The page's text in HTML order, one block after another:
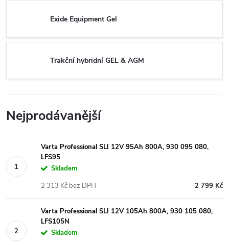
Exide Equipment Gel
Trakční hybridní GEL & AGM
Nejprodávanější
Varta Professional SLI 12V 95Ah 800A, 930 095 080,
LFS95
Skladem
2 799 Kč
2 313 Kč bez DPH
Varta Professional SLI 12V 105Ah 800A, 930 105 080,
LFS105N
Skladem